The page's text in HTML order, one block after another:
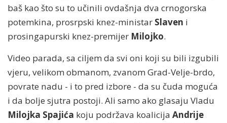
baš kao što su to učinili ovdašnja dva crnogorska
potemkina, prosrpski knez-ministar Slaven i
prosingapurski knez-premijer Milojko.
Video parada, sa ciljem da svi oni koji su bili izgubili
vjeru, velikom obmanom, zvanom Grad-Velje-brdo,
povrate nadu - i to pred izbore - da su čuda moguća
i da bolje sjutra postoji. Ali samo ako glasaju Vladu
Milojka Spajića koju podržava koalicija Andrije